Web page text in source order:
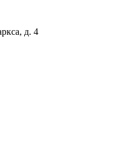
д. 4